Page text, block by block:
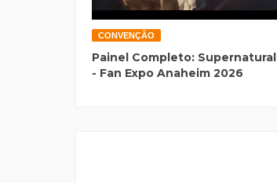
CONVENÇÃO
Painel Completo: Supernatural
- Fan Expo Anaheim 2026